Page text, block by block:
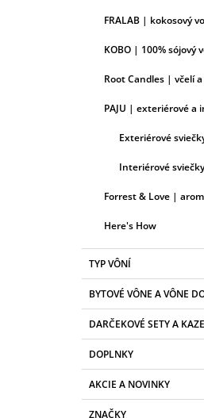
FRALAB | kokosový
KOBO | 100% sójový
Root Candles | včelí
PAJU | exteriérové a
Exteriérové
Interiérové sviečky
Forrest & Love |
Here's How
TYP VÔNÍ
BYTOVÉ VÔNE A VÔNE
DARČEKOVÉ SETY A
DOPLNKY
AKCIE A NOVINKY
ZNAČKY